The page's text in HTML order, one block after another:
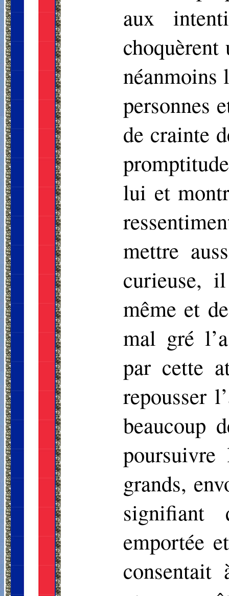
aux
néanmoins
personnes
de crainte
lui et
mettre
curieuse,
même et
mal gré
par cette
repousser
beaucoup
grands,
signifiant
emportée